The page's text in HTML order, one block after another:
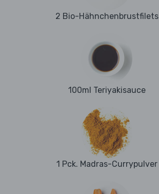
2 Bio-Hähnchenbrustfilets
100ml Teriyakisauce
1 Pck. Madras-Currypulver